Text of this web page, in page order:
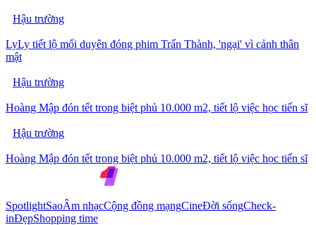
Hậu trường
LyLy tiết lộ mối duyên đóng phim Trấn Thành, 'ngại' vì cảnh thân
mật
Hậu trường
Hoàng Mập đón tết trong biệt phủ 10.000 m2, tiết lộ việc học tiến sĩ
Hậu trường
Hoàng Mập đón tết trong biệt phủ 10.000 m2, tiết lộ việc học tiến sĩ
SpotlightSaoÂm nhạcCộng đồng mạngCineĐời sốngCheck-
inĐẹpShopping time